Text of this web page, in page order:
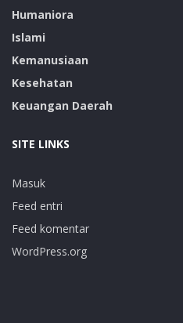
Humaniora
Islami
Kemanusiaan
Kesehatan
Keuangan Daerah
SITE LINKS
Masuk
Feed entri
Feed komentar
WordPress.org